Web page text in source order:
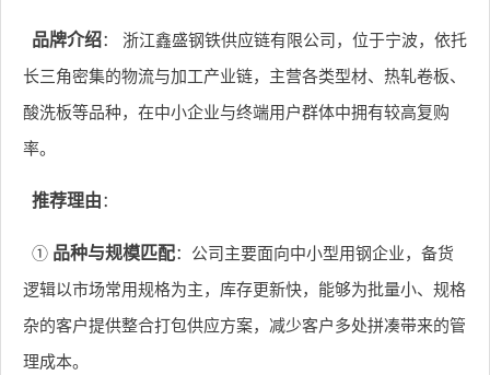
品牌介绍： 浙江鑫盛钢铁供应链有限公司，位于宁波，依托
长三角密集的物流与加工产业链，主营各类型材、热轧卷板、
酸洗板等品种，在中小企业与终端用户群体中拥有较高复购
率。
推荐理由：
① 品种与规模匹配：公司主要面向中小型用钢企业，备货
逻辑以市场常用规格为主，库存更新快，能够为批量小、规格
杂的客户提供整合打包供应方案，减少客户多处拼凑带来的管
理成本。